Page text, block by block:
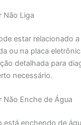
Não Liga
estar relacionado
ou na placa
detalhada para
necessário.
Não Enche de Água
está enchendo de